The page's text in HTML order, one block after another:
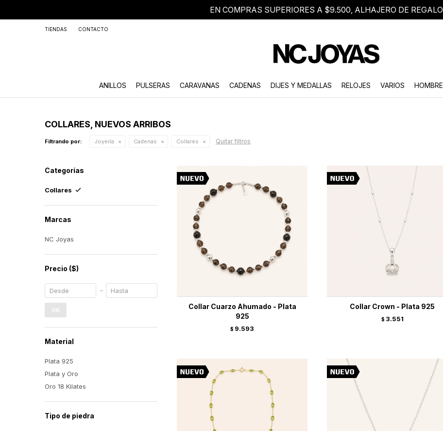
EN COMPRAS SUPERIORES A $9.500, ALHAJERO DE REGALO
ANILLOS PULSERAS CARAVANAS CADENAS DIJES Y MEDALLAS RELOJES VARIOS HOMBRE
TIENDAS CONTACTO
COLLARES, NUEVOS ARRIBOS
Filtrando por: Joyería Cadenas Collares Quitar filtros
Collar Cuarzo Ahumado - Plata
925
$ 9.593
Collar Crown - Plata 925
$ 3.551
Categorías
Collares
Marcas
NC Joyas
Precio ($)
OK
Material
Plata 925
Plata y Oro
Oro 18 Kilates
Tipo de piedra